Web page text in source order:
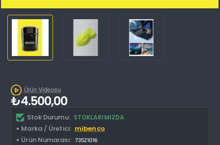
Ürün Videosu
Stok Durumu: STOKLARIMIZDA
Marka / Üretici: mibenco
Ürün Numarası: 73521016
₺4.500,00